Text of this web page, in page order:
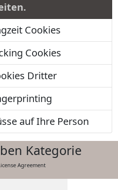
Cookies
Cookies
Dritter
auf Ihre Person
Kategorie
Agreement